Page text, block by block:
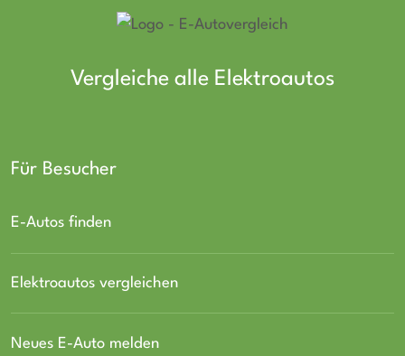
Vergleiche alle Elektroautos
Für Besucher
E-Autos finden
Elektroautos vergleichen
Neues E-Auto melden